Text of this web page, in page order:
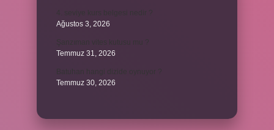
Ağustos 3, 2026
Temmuz 31, 2026
Temmuz 30, 2026